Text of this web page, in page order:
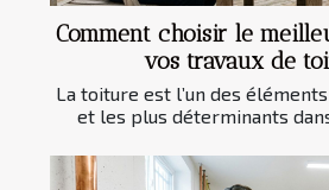
Comment choisir le
vos travaux de
La toiture est l’un des
et les plus déterminants